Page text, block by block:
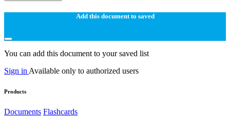
Add this document to saved
You can add this document to your saved list
Sign in Available only to authorized users
Products
Documents Flashcards